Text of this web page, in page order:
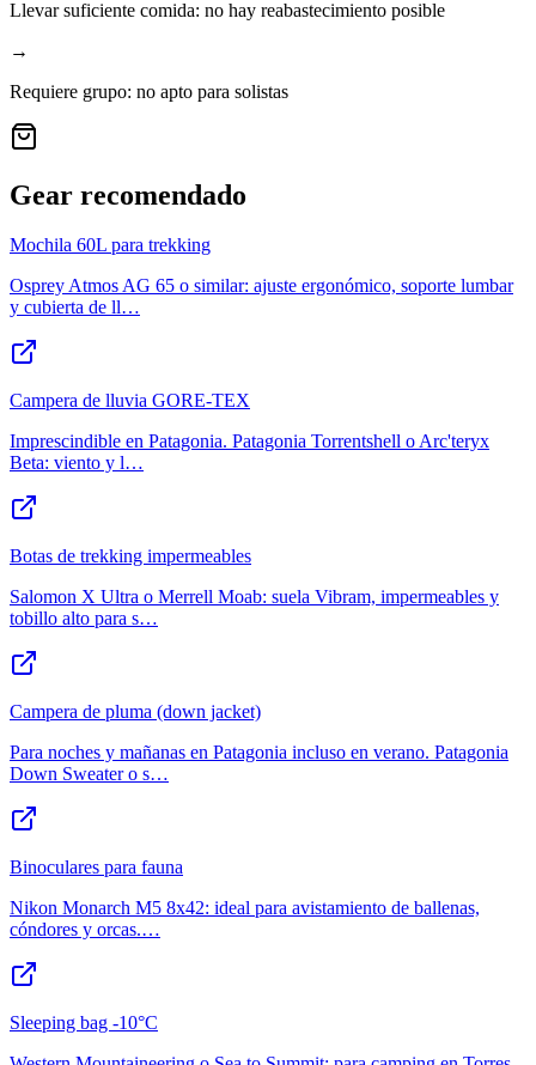
Llevar suficiente comida: no hay reabastecimiento posible
→
Requiere grupo: no apto para solistas
Gear recomendado
Mochila 60L para trekking
Osprey Atmos AG 65 o similar: ajuste ergonómico, soporte lumbar
y cubierta de ll…
Campera de lluvia GORE-TEX
Imprescindible en Patagonia. Patagonia Torrentshell o Arc'teryx
Beta: viento y l…
Botas de trekking impermeables
Salomon X Ultra o Merrell Moab: suela Vibram, impermeables y
tobillo alto para s…
Campera de pluma (down jacket)
Para noches y mañanas en Patagonia incluso en verano. Patagonia
Down Sweater o s…
Binoculares para fauna
Nikon Monarch M5 8x42: ideal para avistamiento de ballenas,
cóndores y orcas.…
Sleeping bag -10°C